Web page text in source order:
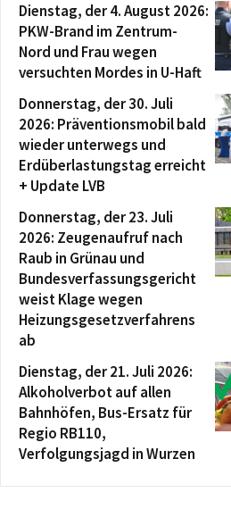
Dienstag, der 4. August 2026:
PKW-Brand im Zentrum-
Nord und Frau wegen
versuchten Mordes in U-Haft
Donnerstag, der 30. Juli
2026: Präventionsmobil bald
wieder unterwegs und
Erdüberlastungstag erreicht
+ Update LVB
Donnerstag, der 23. Juli
2026: Zeugenaufruf nach
Raub in Grünau und
Bundesverfassungsgericht
weist Klage wegen
Heizungsgesetzverfahrens
ab
Dienstag, der 21. Juli 2026:
Alkoholverbot auf allen
Bahnhöfen, Bus-Ersatz für
Regio RB110,
Verfolgungsjagd in Wurzen